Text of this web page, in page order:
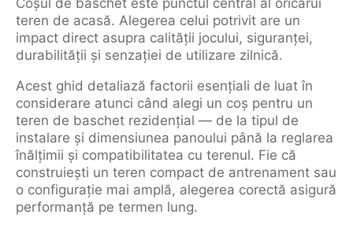
Coșul de baschet este punctul central al oricărui
teren de acasă. Alegerea celui potrivit are un
impact direct asupra calității jocului, siguranței,
durabilității și senzației de utilizare zilnică.
Acest ghid detaliază factorii esențiali de luat în
considerare atunci când alegi un coș pentru un
teren de baschet rezidențial — de la tipul de
instalare și dimensiunea panoului până la reglarea
înălțimii și compatibilitatea cu terenul. Fie că
construiești un teren compact de antrenament sau
o configurație mai amplă, alegerea corectă asigură
performanță pe termen lung.